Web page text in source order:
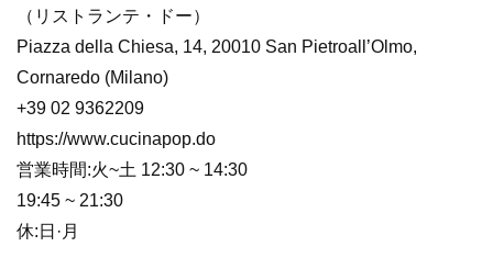
（リストランテ・ドー）
Piazza della Chiesa, 14, 20010 San Pietroall’Olmo,
Cornaredo (Milano)
+39 02 9362209
https://www.cucinapop.do
営業時間:火~土 12:30 ~ 14:30
19:45 ~ 21:30
休:日·月